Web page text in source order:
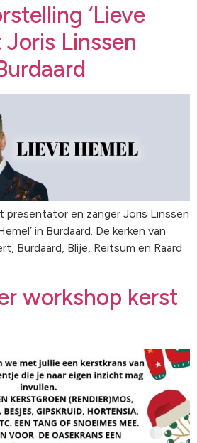
‘Lieve
Joris Linssen
presentator en zanger Joris Linssen
in Burdaard. De kerken van
Burdaard, Blije, Reitsum en Raard
workshop kerst